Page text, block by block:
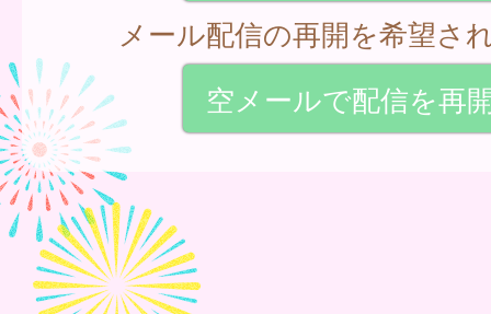
メール配信の再開を希望さ
空メールで配信を再